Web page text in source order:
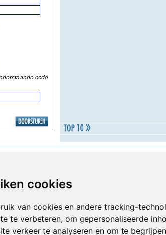
cookies
van cookies en andere tracking-
te verbeteren, om gepersonaliseerde
verkeer te analyseren en om te
code